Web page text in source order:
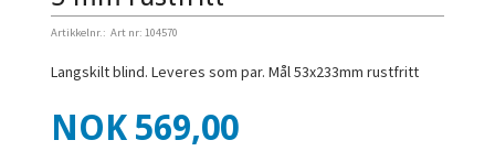
Artikkelnr.: Art nr: 104570
Langskilt blind. Leveres som par. Mål 53x233mm rustfritt
Pris
NOK 569,00